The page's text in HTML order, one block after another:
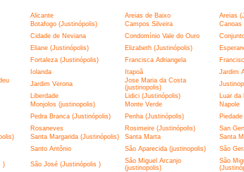
Alicante Areias de Baixo Areias
Botafogo (Justinópolis) Campos Silveira Canoas
Cidade de Neviana Condomínio Vale do Ouro
Eliane (Justinópolis) Elizabeth (Justinópolis)
Fortaleza (Justinópolis) Francisca Adriangela
Iolanda Itapoã Jardim
Jardim Verona
Jose Maria da Costa
(justinopolis)
Liberdade Lidici (Justinópolis) Luar
Monjolos (justinopolis) Monte Verde Napole
Pedra Branca (Justinópolis) Penha (Justinópolis)
Rosaneves Rosimeire (Justinópolis) San
Santa Margarida (Justinópolis) Santa Marta Santa
Santo Antônio São Aparecida (justinopolis) São
)
São José (Justinópolis )
São Miguel Arcanjo
(justinopolis)
São